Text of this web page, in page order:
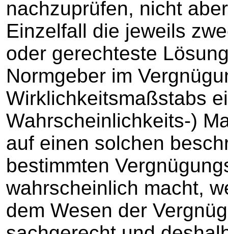
nachzuprüfen, nicht
Einzelfall die jeweils
oder gerechteste
Normgeber im
Wirklichkeitsmaßstabs
Wahrscheinlichkeits-)
auf einen solchen
bestimmten
wahrscheinlich macht,
dem Wesen der